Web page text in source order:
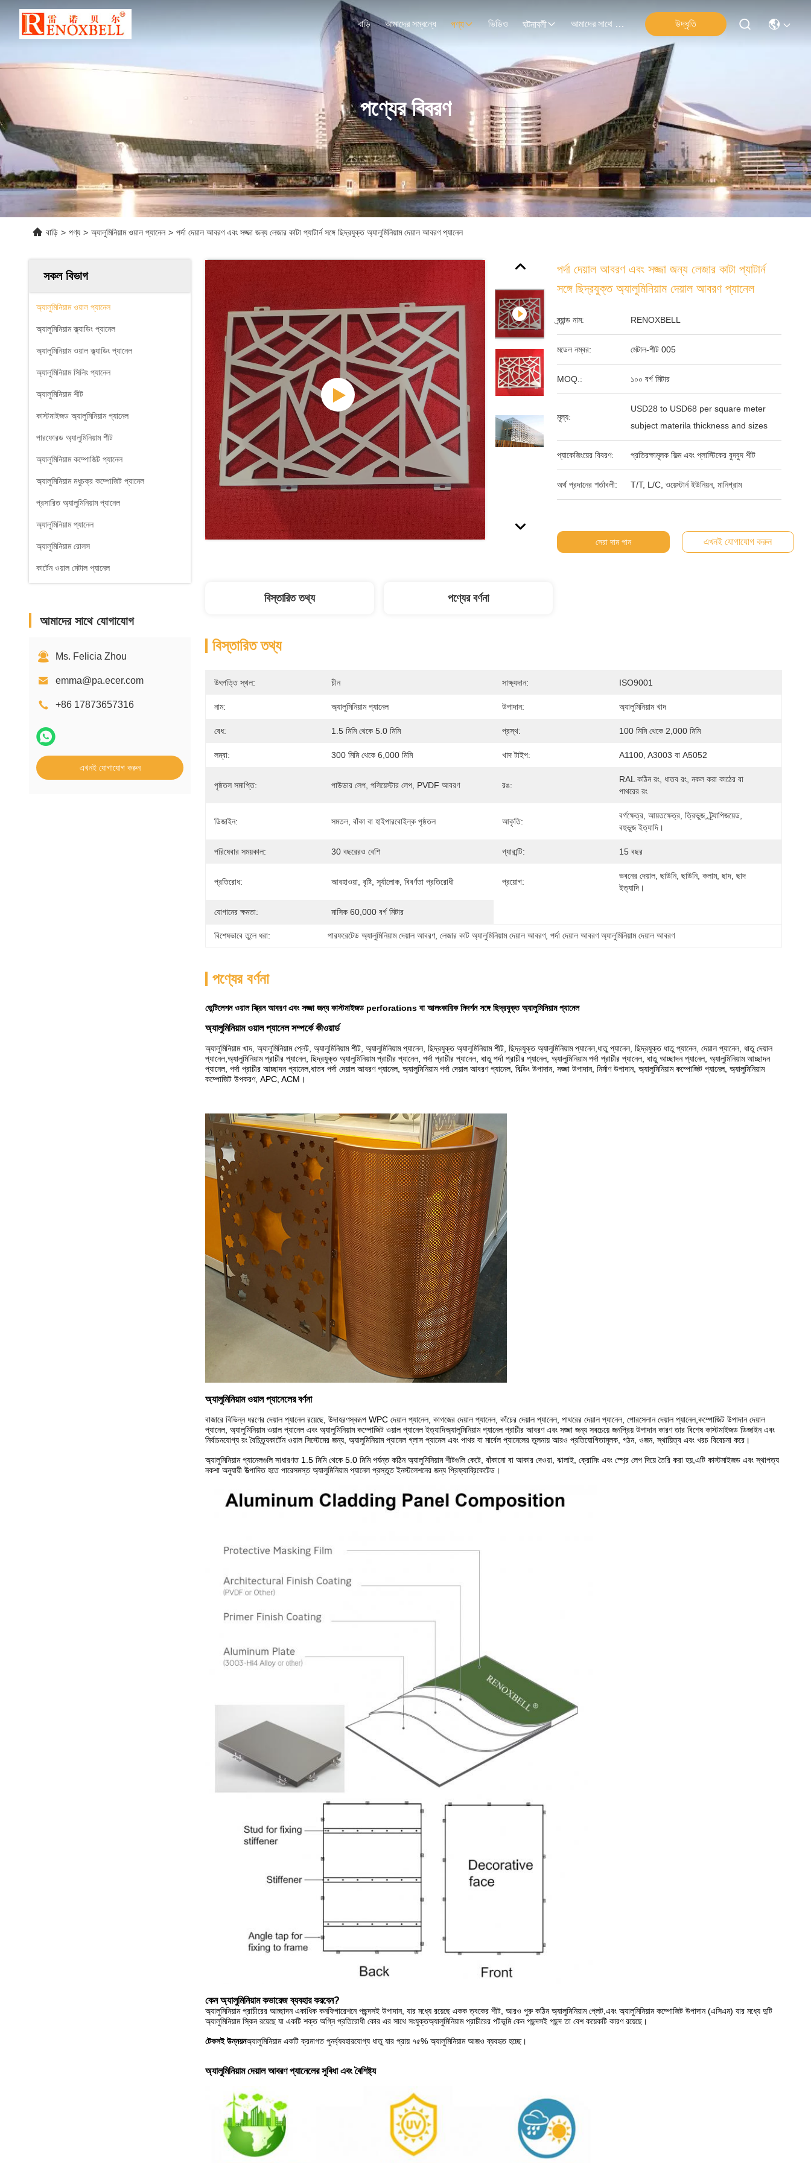
বাড়ি আমাদের সম্বন্ধে পণ্য ভিডিও ঘটনাবলী আমাদের সাথে যোগাযোগ উদ্ধৃতি
পণ্যের বিবরণ
বাড়ি > পণ্য > অ্যালুমিনিয়াম ওয়াল প্যানেল > পর্দা দেয়াল আবরণ এবং সজ্জা জন্য লেজার কাটা প্যাটার্ন সঙ্গে ছিদ্রযুক্ত অ্যালুমিনিয়াম দেয়াল আবরণ প্যানেল
সকল বিভাগ
অ্যালুমিনিয়াম ওয়াল প্যানেল
অ্যালুমিনিয়াম ক্ল্যাডিং প্যানেল
অ্যালুমিনিয়াম ওয়াল ক্ল্যাডিং প্যানেল
অ্যালুমিনিয়াম সিলিং প্যানেল
অ্যালুমিনিয়াম শীট
কাস্টমাইজড অ্যালুমিনিয়াম প্যানেল
পারফোরড অ্যালুমিনিয়াম শীট
অ্যালুমিনিয়াম কম্পোজিট প্যানেল
অ্যালুমিনিয়াম মধুচক্র কম্পোজিট প্যানেল
প্রসারিত অ্যালুমিনিয়াম প্যানেল
অ্যালুমিনিয়াম প্যানেল
অ্যালুমিনিয়াম রোলস
কার্টেন ওয়াল মেটাল প্যানেল
আমাদের সাথে যোগাযোগ
Ms. Felicia Zhou
emma@pa.ecer.com
+86 17873657316
এখনই যোগাযোগ করুন
পর্দা দেয়াল আবরণ এবং সজ্জা জন্য লেজার কাটা প্যাটার্ন
সঙ্গে ছিদ্রযুক্ত অ্যালুমিনিয়াম দেয়াল আবরণ প্যানেল
ব্র্যান্ড নাম: RENOXBELL
মডেল নম্বর: মেটাল-শীট 005
MOQ.: ১০০ বর্গ মিটার
মূল্য:
USD28 to USD68 per square meter
subject materila thickness and sizes
প্যাকেজিংয়ের বিবরণ: প্রতিরক্ষামূলক ফিল্ম এবং প্লাস্টিকের বুদবুদ শীট
অর্থ প্রদানের শর্তাবলী: T/T, L/C, ওয়েস্টার্ন ইউনিয়ন, মানিগ্রাম
সেরা দাম পান এখনই যোগাযোগ করুন
বিস্তারিত তথ্য পণ্যের বর্ণনা
বিস্তারিত তথ্য
উৎপত্তি স্থল: চীন সাক্ষ্যদান: ISO9001
নাম: অ্যালুমিনিয়াম প্যানেল উপাদান: অ্যালুমিনিয়াম খাদ
বেধ: 1.5 মিমি থেকে 5.0 মিমি প্রস্থ: 100 মিমি থেকে 2,000 মিমি
লম্বা: 300 মিমি থেকে 6,000 মিমি খাদ টাইপ: A1100, A3003 বা A5052
পৃষ্ঠতল সমাপ্তি: পাউডার লেপ, পলিয়েস্টার লেপ, PVDF আবরণ রঙ:
RAL কঠিন রং, ধাতব রং, নকল করা কাঠের বা
পাথরের রং
ডিজাইন: সমতল, বাঁকা বা হাইপারবোইল্ক পৃষ্ঠতল আকৃতি:
বর্গক্ষেত্র, আয়তক্ষেত্র, ত্রিভুজ, ট্র্যাপিজয়েড,
বহুভুজ ইত্যাদি।
পরিষেবার সময়কাল: 30 বছরেরও বেশি গ্যারান্টি: 15 বছর
প্রতিরোধ: আবহাওয়া, বৃষ্টি, সূর্যালোক, বিবর্ণতা প্রতিরোধী প্রয়োগ:
ভবনের দেয়াল, ছাউনি, ছাউনি, কলাম, ছাদ, ছাদ
ইত্যাদি।
যোগানের ক্ষমতা: মাসিক 60,000 বর্গ মিটার
বিশেষভাবে তুলে ধরা: পারফরেটেড অ্যালুমিনিয়াম দেয়াল আবরণ, লেজার কাট অ্যালুমিনিয়াম দেয়াল আবরণ, পর্দা দেয়াল আবরণ অ্যালুমিনিয়াম দেয়াল আবরণ
পণ্যের বর্ণনা
ভেন্টিলেশন ওয়াল স্ক্রিন আবরণ এবং সজ্জা জন্য কাস্টমাইজড perforations বা আলংকারিক নিদর্শন সঙ্গে ছিদ্রযুক্ত অ্যালুমিনিয়াম প্যানেল
অ্যালুমিনিয়াম ওয়াল প্যানেল সম্পর্কে কীওয়ার্ড
অ্যালুমিনিয়াম খাদ, অ্যালুমিনিয়াম প্লেট, অ্যালুমিনিয়াম শীট, অ্যালুমিনিয়াম প্যানেল, ছিদ্রযুক্ত অ্যালুমিনিয়াম শীট, ছিদ্রযুক্ত অ্যালুমিনিয়াম প্যানেল,ধাতু প্যানেল, ছিদ্রযুক্ত ধাতু প্যানেল, দেয়াল প্যানেল, ধাতু দেয়াল
প্যানেল,অ্যালুমিনিয়াম প্রাচীর প্যানেল, ছিদ্রযুক্ত অ্যালুমিনিয়াম প্রাচীর প্যানেল, পর্দা প্রাচীর প্যানেল, ধাতু পর্দা প্রাচীর প্যানেল, অ্যালুমিনিয়াম পর্দা প্রাচীর প্যানেল, ধাতু আচ্ছাদন প্যানেল, অ্যালুমিনিয়াম আচ্ছাদন
প্যানেল, পর্দা প্রাচীর আচ্ছাদন প্যানেল,ধাতব পর্দা দেয়াল আবরণ প্যানেল, অ্যালুমিনিয়াম পর্দা দেয়াল আবরণ প্যানেল, বিল্ডিং উপাদান, সজ্জা উপাদান, নির্মাণ উপাদান, অ্যালুমিনিয়াম কম্পোজিট প্যানেল, অ্যালুমিনিয়াম
কম্পোজিট উপকরণ, APC, ACM।
অ্যালুমিনিয়াম ওয়াল প্যানেলের বর্ণনা
বাজারে বিভিন্ন ধরণের দেয়াল প্যানেল রয়েছে, উদাহরণস্বরূপ WPC দেয়াল প্যানেল, কাগজের দেয়াল প্যানেল, কাঁচের দেয়াল প্যানেল, পাথরের দেয়াল প্যানেল, পোরসেলান দেয়াল প্যানেল,কম্পোজিট উপাদান দেয়াল
প্যানেল, অ্যালুমিনিয়াম ওয়াল প্যানেল এবং অ্যালুমিনিয়াম কম্পোজিট ওয়াল প্যানেল ইত্যাদিঅ্যালুমিনিয়াম প্যানেল প্রাচীর আবরণ এবং সজ্জা জন্য সবচেয়ে জনপ্রিয় উপাদান কারণ তার বিশেষ কাস্টমাইজড ডিজাইন এবং
নির্বাচনযোগ্য রং বৈচিত্র্যকার্টেন ওয়াল সিস্টেমের জন্য, অ্যালুমিনিয়াম প্যানেল গ্লাস প্যানেল এবং পাথর বা মার্বেল প্যানেলের তুলনায় আরও প্রতিযোগিতামূলক, গঠন, ওজন, স্থায়িত্ব এবং খরচ বিবেচনা করে।
অ্যালুমিনিয়াম প্যানেলগুলি সাধারণত 1.5 মিমি থেকে 5.0 মিমি পর্যন্ত কঠিন অ্যালুমিনিয়াম শীটগুলি কেটে, বাঁকানো বা আকার দেওয়া, ঝালাই, ক্রোমিং এবং স্প্রে লেপ দিয়ে তৈরি করা হয়,এটি কাস্টমাইজড এবং স্থাপত্য
নকশা অনুযায়ী উত্পাদিত হতে পারেসমস্ত অ্যালুমিনিয়াম প্যানেল প্রস্তুত ইনস্টলেশনের জন্য প্রিফ্যাব্রিকেটেড।
কেন অ্যালুমিনিয়াম কভারেজ ব্যবহার করবেন?
অ্যালুমিনিয়াম প্রাচীরের আচ্ছাদন একাধিক কনফিগারেশনে পছন্দসই উপাদান, যার মধ্যে রয়েছে একক ত্বকের শীট, আরও পুরু কঠিন অ্যালুমিনিয়াম প্লেট,এবং অ্যালুমিনিয়াম কম্পোজিট উপাদান (এসিএম) যার মধ্যে দুটি
অ্যালুমিনিয়াম স্কিন রয়েছে যা একটি শক্ত অগ্নি প্রতিরোধী কোর এর সাথে সংযুক্তঅ্যালুমিনিয়াম প্রাচীরের পটভূমি কেন পছন্দসই পছন্দ তা বেশ কয়েকটি কারণ রয়েছে।
টেকসই উন্নয়নঅ্যালুমিনিয়াম একটি ক্রমাগত পুনর্ব্যবহারযোগ্য ধাতু যার প্রায় ৭৫% অ্যালুমিনিয়াম আজও ব্যবহৃত হচ্ছে।
অ্যালুমিনিয়াম দেয়াল আবরণ প্যানেলের সুবিধা এবং বৈশিষ্ট্য